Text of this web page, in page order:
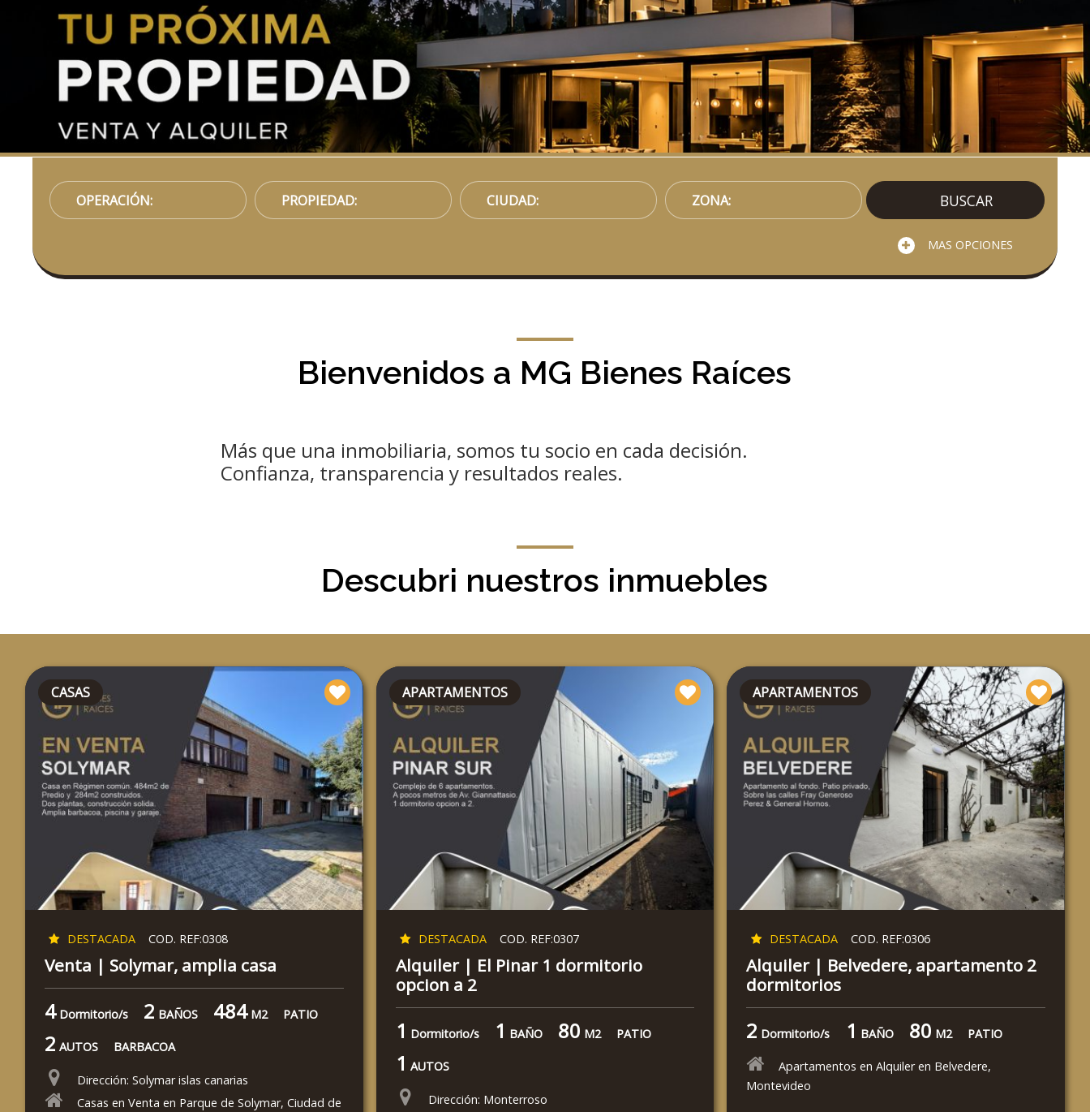
BUSCAR
MAS OPCIONES
Bienvenidos a MG Bienes Raíces
Más que una inmobiliaria, somos tu socio en cada decisión.
Confianza, transparencia y resultados reales.
Descubri nuestros inmuebles
CASAS
DESTACADA COD. REF:0308
Venta | Solymar, amplia casa
4Dormitorio/s 2 BAÑOS 484M2 PATIO
2 AUTOS BARBACOA
Dirección: Solymar islas canarias
Casas en Venta en Parque de Solymar, Ciudad de
APARTAMENTOS
DESTACADA COD. REF:0307
Alquiler | El Pinar 1 dormitorio
opcion a 2
1 Dormitorio/s 1 BAÑO 80 M2 PATIO
1 AUTOS
Dirección: Monterroso
APARTAMENTOS
DESTACADA COD. REF:0306
Alquiler | Belvedere, apartamento 2
dormitorios
2 Dormitorio/s 1 BAÑO 80 M2 PATIO
Apartamentos en Alquiler en Belvedere,
Montevideo